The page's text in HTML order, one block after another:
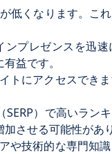
低くなります。こ
プレゼンスを迅
益です。
トにアクセスでき
）で高いラン
させる可能性があり
や技術的な専門知